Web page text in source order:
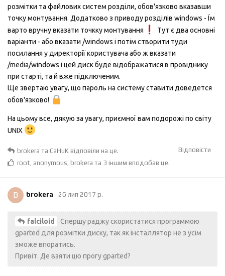
розмітки та файлових систем розділи, обов'язково вказавши
точку монтування. Додатково з приводу розділів windows - Їм
варто вручну вказати точкку монтування
Тут є два основні
варіанти - або вказати /windows і потім створити туди
посилання у директорії користувача або ж вказати
/media/windows і цей диск буде відображатися в провіднику
при старті, та й вже підключеним.
Ще звертаю увагу, що пароль на систему ставити доведется
обов'язково!
На цьому все, дякую за увагу, приємної вам подорожі по світу
UNIX
Відповісти
brokera та CaHuK відповіли на це.
root anonymous brokera та 3 іншим вподобав це.
B brokera 26 лип 2017 р.
falciloid
Спершу раджу скористатися программою
gparted для розмітки диску, так як інсталлятор не з усім
зможе впоратись.
Привіт. Де взяти цю прогу gparted?